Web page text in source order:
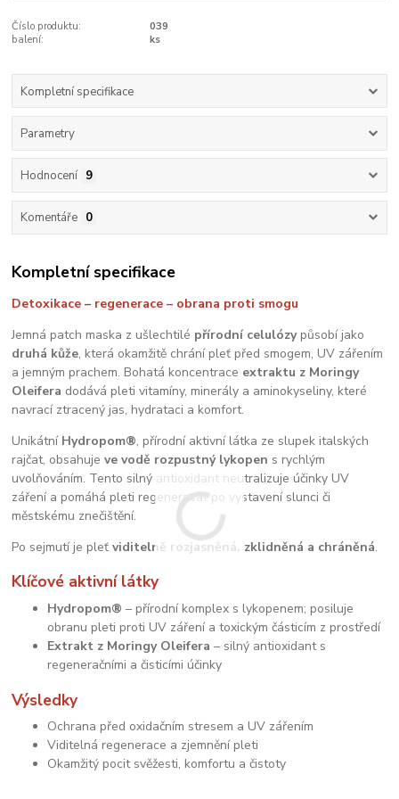
Číslo produktu:
039
balení:
ks
Kompletní specifikace
Parametry
Hodnocení 9
Komentáře 0
Kompletní specifikace
Detoxikace – regenerace – obrana proti smogu
Jemná patch maska z ušlechtilé přírodní celulózypůsobí jako
druhá kůže, která okamžitě chrání pleť před smogem, UV zářením
a jemným prachem. Bohatá koncentrace extraktu z Moringy
Oleifera dodává pleti vitamíny, minerály a aminokyseliny, které
navrací ztracený jas, hydrataci a komfort.
Unikátní Hydropom®, přírodní aktivní látka ze slupek italských
rajčat, obsahujeve vodě rozpustný lykopen s rychlým
uvolňováním. Tento silný antioxidant neutralizuje účinky UV
záření a pomáhá pleti regenerovat po vystavení slunci či
městskému znečištění.
Po sejmutí je pleťviditelně rozjasněná, zklidněná a chráněná.
Klíčové aktivní látky
Hydropom® – přírodní komplex s lykopenem; posiluje
obranu pleti proti UV záření a toxickým částicím z prostředí
Extrakt z Moringy Oleifera – silný antioxidant s
regeneračními a čisticími účinky
Výsledky
Ochrana před oxidačním stresem a UV zářením
Viditelná regenerace a zjemnění pleti
Okamžitý pocit svěžesti, komfortu a čistoty